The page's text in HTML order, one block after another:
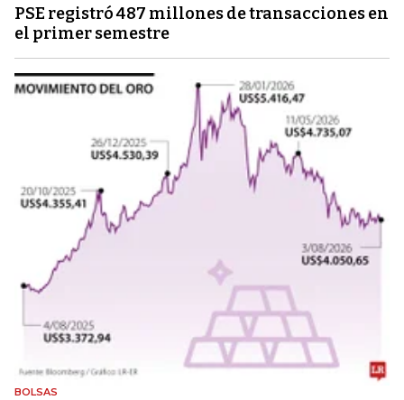
PSE registró 487 millones de transacciones en
el primer semestre
BOLSAS